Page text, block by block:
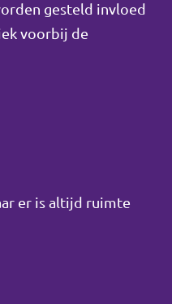
gesteld invloed
voorbij de
er is altijd ruimte